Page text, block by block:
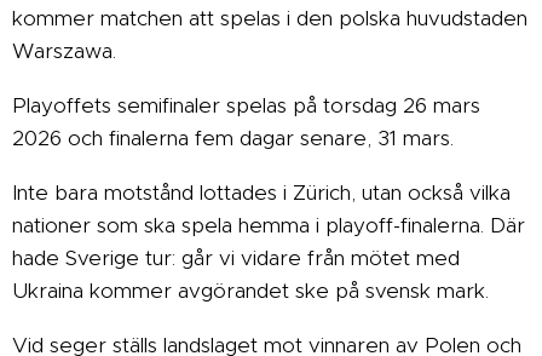
kommer matchen att spelas i den polska huvudstaden
Warszawa.
Playoffets semifinaler spelas på torsdag 26 mars
2026 och finalerna fem dagar senare, 31 mars.
Inte bara motstånd lottades i Zürich, utan också vilka
nationer som ska spela hemma i playoff-finalerna. Där
hade Sverige tur: går vi vidare från mötet med
Ukraina kommer avgörandet ske på svensk mark.
Vid seger ställs landslaget mot vinnaren av Polen och